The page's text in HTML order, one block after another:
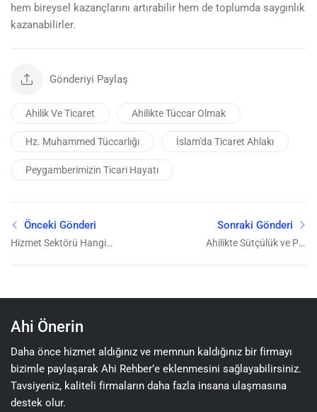
hem bireysel kazançlarını artırabilir hem de toplumda saygınlık
kazanabilirler.
Gönderiyi Paylaş
Ahilik Ve Ticaret Ahilikte Tüccar Olmak
Hz. Muhammed Tüccarlığı İslam'da Ticaret Ahlakı
Peygamberimizin Ticari Hayatı
Önceki Gönderi
Hizmet Sektörü Hangi
Sonraki Gönderi
Ahilikte Sütçülük ve Piri
Ahi Önerin
Daha önce hizmet aldığınız ve memnun kaldığınız bir firmayı
bizimle paylaşarak Ahi Rehber’e eklenmesini sağlayabilirsiniz.
Tavsiyeniz, kaliteli firmaların daha fazla insana ulaşmasına
destek olur.